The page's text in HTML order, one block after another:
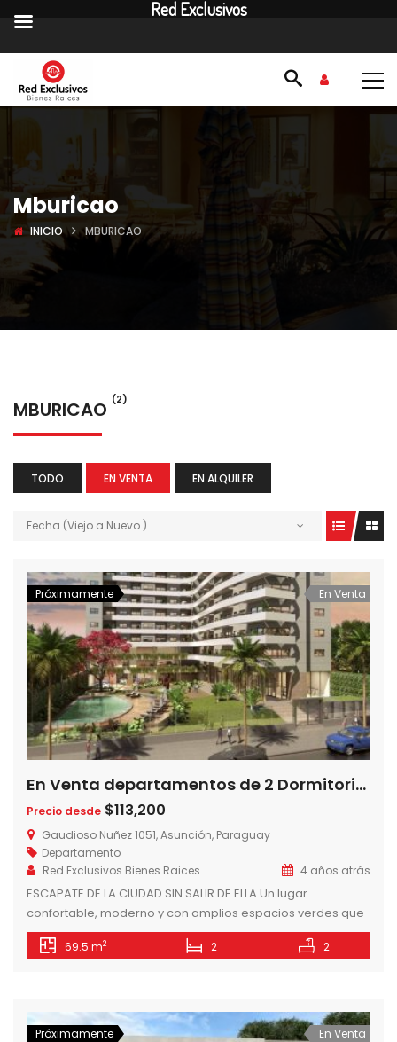
Mburicao
INICIO MBURICAO
MBURICAO (2)
TODO EN VENTA EN ALQUILER
Fecha (Viejo a Nuevo )
Próximamente En Venta
En Venta departamentos de 2 Dormitorios en Edificio Balcones de Seminario, Barrio Mburicao, Asunción-Paraguay
Precio desde $113,200
Gaudioso Nuñez 1051, Asunción, Paraguay
Departamento
Red Exclusivos Bienes Raices
4 años atrás
ESCAPATE DE LA CIUDAD SIN SALIR DE ELLA Un lugar
confortable, moderno y con amplios espacios verdes que
permiten escaparse de la ciudad sin salir de ella.
BALCONES DE SEMINARIO ofrece una gran variedad de
y conectividad […]
69.5 m2 2 2
Próximamente En Venta
Red Exclusivos